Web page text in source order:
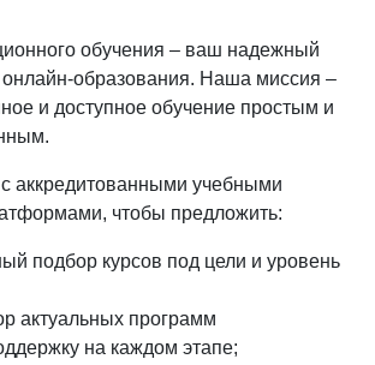
обучения – ваш надежный
образования. Наша миссия –
и доступное обучение простым и
аккредитованными учебными
чтобы предложить:
подбор курсов под цели и уровень
актуальных программ
на каждом этапе;